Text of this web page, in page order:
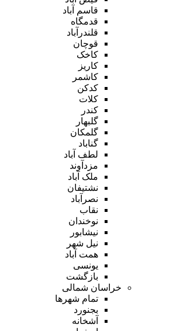
قاسم آباد
قدمگاه
قلندرآباد
قوچان
کاخک
کاریز
کاشمر
کدکن
کلات
کندر
گلبهار
گلمکان
گناباد
لطف آباد
مزدآوند
ملک آباد
نشتیفان
نصرآباد
نقاب
نوخندان
نیشابور
نیل شهر
همت آباد
یونسی
بازگشت
خراسان شمالی
تمام شهر‌ها
بجنورد
آشخانه